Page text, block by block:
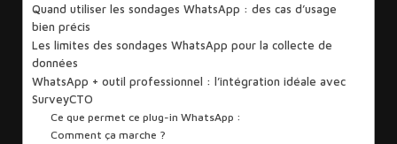
Quand utiliser les sondages WhatsApp : des cas d’usage
bien précis
Les limites des sondages WhatsApp pour la collecte de
données
WhatsApp + outil professionnel : l’intégration idéale avec
SurveyCTO
Ce que permet ce plug-in WhatsApp :
Comment ça marche ?